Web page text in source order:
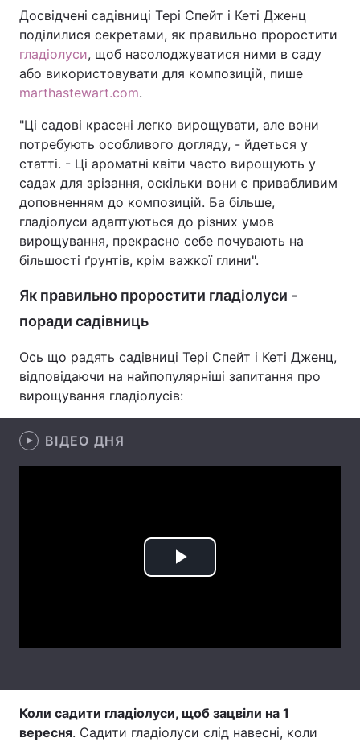
Головна Війна
Україна
Економіка Світ
Спорт Наука
Техно і зв'язок Лайт
Зброя Інциденти
Здоров'я Туризм
Цікавинки Погода
Екологія
Лонгріди
Відео з Youtube Статті
Інтерв'ю
Тема оформлення
Досвідчені садівниці Тері Спейт і Кеті Дженц
поділилися секретами, як правильно проростити
гладіолуси, щоб насолоджуватися ними в саду
або використовувати для композицій, пише
marthastewart.com.
"Ці садові красені легко вирощувати, але вони
потребують особливого догляду, - йдеться у
статті. - Ці ароматні квіти часто вирощують у
садах для зрізання, оскільки вони є привабливим
доповненням до композицій. Ба більше,
гладіолуси адаптуються до різних умов
вирощування, прекрасно себе почувають на
більшості ґрунтів, крім важкої глини".
Як правильно проростити гладіолуси -
поради садівниць
Ось що радять садівниці Тері Спейт і Кеті Дженц,
відповідаючи на найпопулярніші запитання про
вирощування гладіолусів:
ВІДЕО ДНЯ
Play
Коли садити гладіолуси, щоб зацвіли на 1
вересня. Садити гладіолуси слід навесні, коли